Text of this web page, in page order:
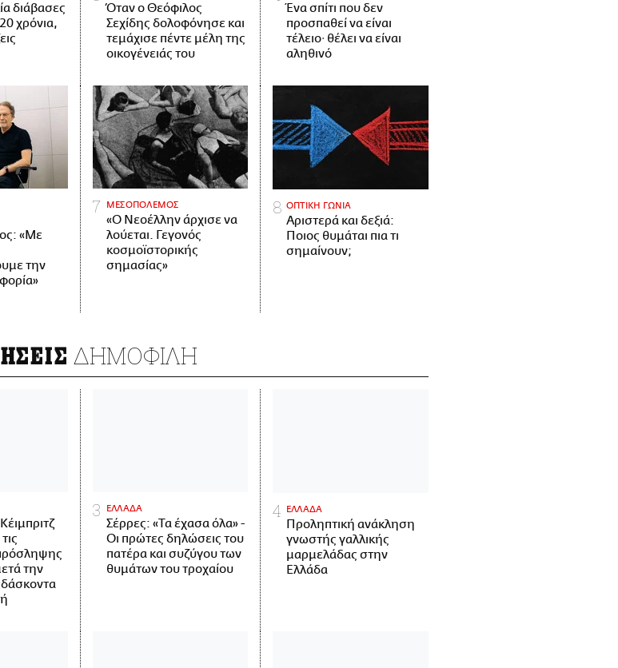
διάβασες
χρόνια,
Όταν ο Θεόφιλος
Σεχίδης δολοφόνησε και
τεμάχισε πέντε μέλη της
οικογένειάς του
Ένα σπίτι που δεν
προσπαθεί να είναι
τέλειο· θέλει να είναι
αληθινό
«Με
την
ΜΕΣΟΠΟΛΕΜΟΣ
«Ο Νεοέλλην άρχισε να
λούεται. Γεγονός
κοσμοϊστορικής
σημασίας»
ΟΠΤΙΚΗ ΓΩΝΙΑ
Αριστερά και δεξιά:
Ποιος θυμάται πια τι
σημαίνουν;
ΔΗΜΟΦΙΛΗ
την
ΕΛΛΑΔΑ
Σέρρες: «Τα έχασα όλα» -
Οι πρώτες δηλώσεις του
πατέρα και συζύγου των
θυμάτων του τροχαίου
ΕΛΛΑΔΑ
Προληπτική ανάκληση
γνωστής γαλλικής
μαρμελάδας στην
Ελλάδα